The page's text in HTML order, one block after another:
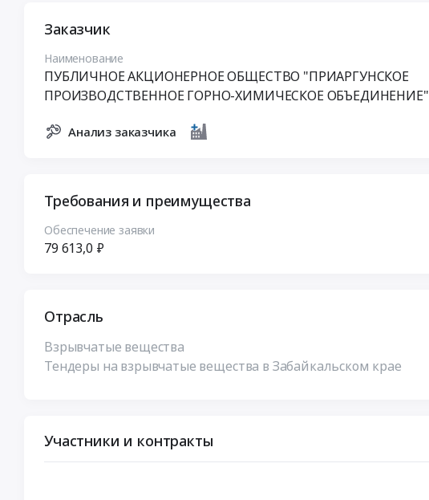
Заказчик
Наименование
ПУБЛИЧНОЕ АКЦИОНЕРНОЕ ОБЩЕСТВО "ПРИАРГУНСКОЕ
ПРОИЗВОДСТВЕННОЕ ГОРНО-ХИМИЧЕСКОЕ ОБЪЕДИНЕНИЕ"
Анализ заказчика
Требования и преимущества
Обеспечение заявки
79 613,0 ₽
Отрасль
Взрывчатые вещества
Тендеры на взрывчатые вещества в Забайкальском крае
Участники и контракты